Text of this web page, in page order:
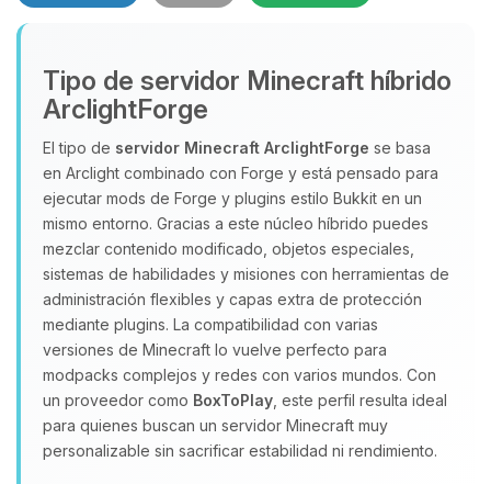
Tipo de servidor Minecraft híbrido
ArclightForge
El tipo de servidor Minecraft ArclightForge se basa
en Arclight combinado con Forge y está pensado para
ejecutar mods de Forge y plugins estilo Bukkit en un
mismo entorno. Gracias a este núcleo híbrido puedes
mezclar contenido modificado, objetos especiales,
sistemas de habilidades y misiones con herramientas de
administración flexibles y capas extra de protección
mediante plugins. La compatibilidad con varias
versiones de Minecraft lo vuelve perfecto para
modpacks complejos y redes con varios mundos. Con
un proveedor como BoxToPlay , este perfil resulta ideal
para quienes buscan un servidor Minecraft muy
personalizable sin sacrificar estabilidad ni rendimiento.
Yupi, por fin alguien con quien
hablar! Soy Choupy, tu pequeno
asistente de BoxToPlay. Cuentame
que necesitas y moveré mis
pequenos circuitos para ayudarte.
08/08/2026 17:25